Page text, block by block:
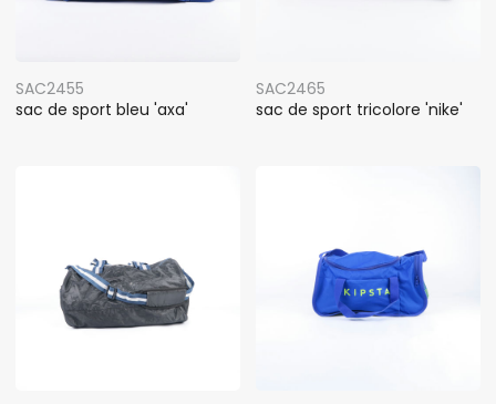
SAC2455
sac de sport bleu 'axa'
SAC2465
sac de sport tricolore 'nike'